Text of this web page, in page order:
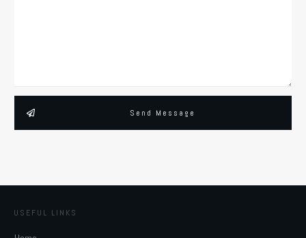
Send Message
USEFUL LINKS